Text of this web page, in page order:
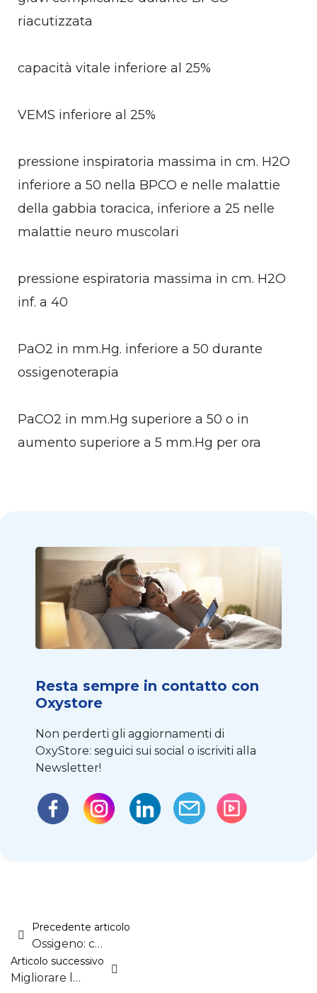
riacutizzata
capacità vitale inferiore al 25%
VEMS inferiore al 25%
pressione inspiratoria massima in cm. H2O
inferiore a 50 nella BPCO e nelle malattie
della gabbia toracica, inferiore a 25 nelle
malattie neuro muscolari
pressione espiratoria massima in cm. H2O
inf. a 40
PaO2 in mm.Hg. inferiore a 50 durante
ossigenoterapia
PaCO2 in mm.Hg superiore a 50 o in
aumento superiore a 5 mm.Hg per ora
Resta sempre in contatto con
Oxystore
Non perderti gli aggiornamenti di
OxyStore: seguici sui social o iscriviti alla
Newsletter!
Precedente articolo
Ossigeno: conservazione e avvertenze (Parte 3)
Articolo successivo
Migliorare la qualità dell'aria per migliorare la respirazione